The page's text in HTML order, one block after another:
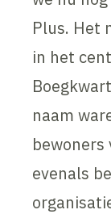
Plus. Het
in het
naam
bewoners
evenals